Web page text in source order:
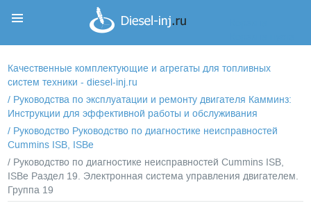
Качественные комплектующие и агрегаты для топливных
систем техники - diesel-inj.ru
/ Руководства по эксплуатации и ремонту двигателя Камминз:
Инструкции для эффективной работы и обслуживания
/ Руководство Руководство по диагностике неисправностей
Cummins ISB, ISBe
/ Руководство по диагностике неисправностей Cummins ISB,
ISBe Раздел 19. Электронная система управления двигателем.
Группа 19